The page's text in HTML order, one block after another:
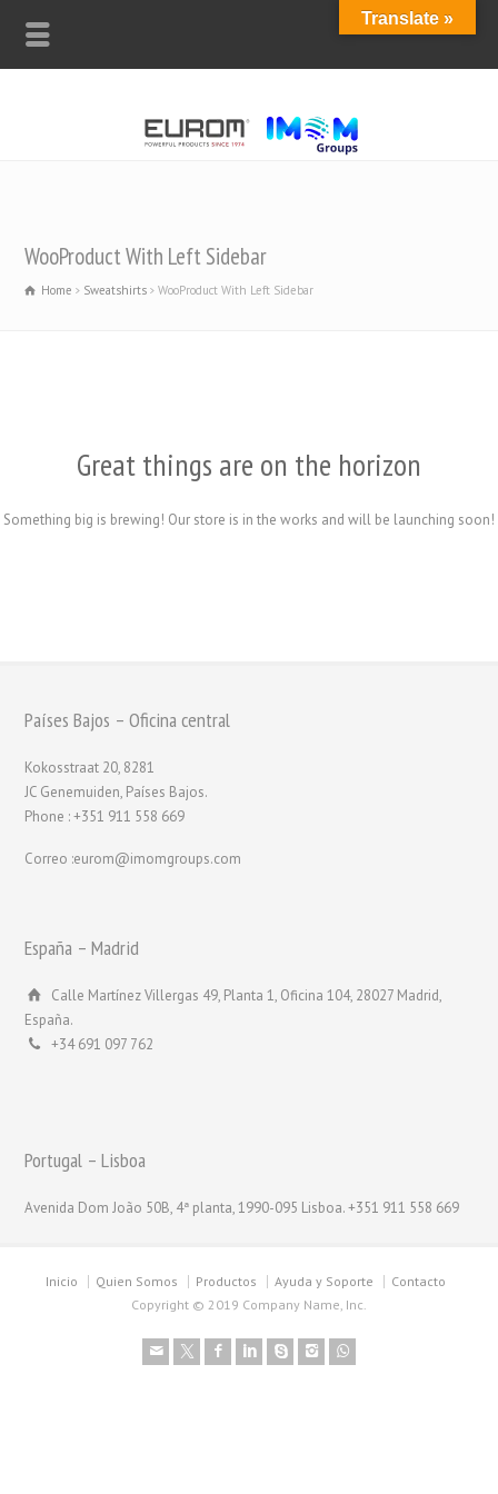
WooProduct With Left Sidebar
Home Sweatshirts WooProduct With Left Sidebar
Great things are on the horizon
Something big is brewing! Our store is in the works and will be launching soon!
Países Bajos – Oficina central
Kokosstraat 20, 8281
JC Genemuiden, Países Bajos.
Phone : +351 911 558 669
Correo :eurom@imomgroups.com
España – Madrid
Calle Martínez Villergas 49, Planta 1, Oficina 104, 28027 Madrid,
España.
+34 691 097 762
Portugal – Lisboa
Avenida Dom João 50B, 4ª planta, 1990-095 Lisboa. +351 911 558 669
Inicio Quien Somos Productos Ayuda y Soporte
Contacto
Copyright © 2019 Company Name, Inc.
Translate »